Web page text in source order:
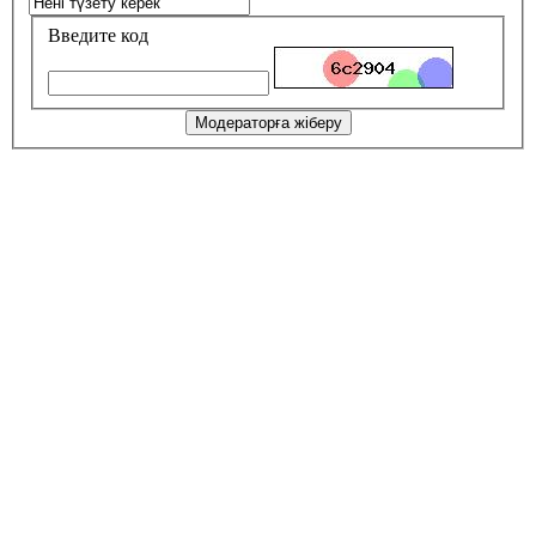
Введите код
Модераторға жіберу